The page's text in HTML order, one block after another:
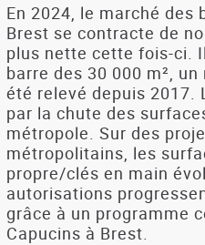
En 2024, le marché des
Brest se contracte de
plus nette cette fois-ci.
barre des 30 000 m²,
été relevé depuis 2017.
par la chute des
métropole. Sur des
métropolitains, les
propre/clés en main
autorisations
grâce à un programme
Capucins à Brest.